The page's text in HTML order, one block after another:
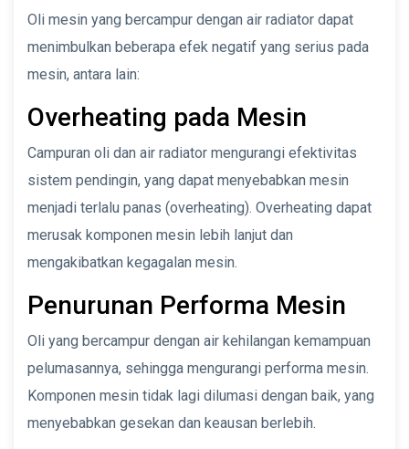
Oli mesin yang bercampur dengan air radiator dapat
menimbulkan beberapa efek negatif yang serius pada
mesin, antara lain:
Overheating pada Mesin
Campuran oli dan air radiator mengurangi efektivitas
sistem pendingin, yang dapat menyebabkan mesin
menjadi terlalu panas (overheating). Overheating dapat
merusak komponen mesin lebih lanjut dan
mengakibatkan kegagalan mesin.
Penurunan Performa Mesin
Oli yang bercampur dengan air kehilangan kemampuan
pelumasannya, sehingga mengurangi performa mesin.
Komponen mesin tidak lagi dilumasi dengan baik, yang
menyebabkan gesekan dan keausan berlebih.